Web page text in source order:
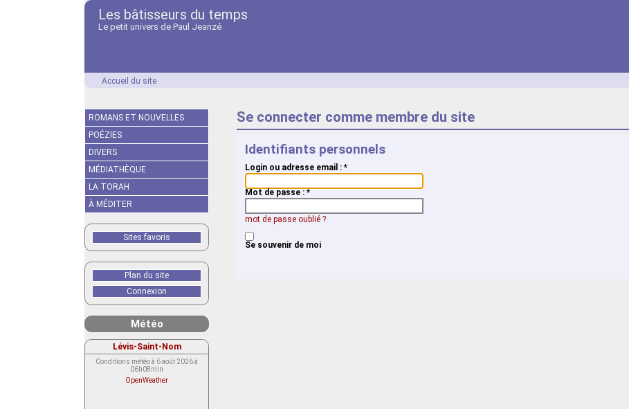
Les bâtisseurs du temps
Le petit univers de Paul Jeanzé
Accueil du site
Se connecter comme membre du site
Identifiants personnels
Login ou adresse email : *
Mot de passe :*
mot de passe oublié ?
Se souvenir de moi
ROMANS ET NOUVELLES
POÉZIES
DIVERS
MÉDIATHÈQUE
LA TORAH
À MÉDITER
Sites favoris
Plan du site
Connexion
Météo
Lévis-Saint-Nom
Conditions météo à 6 août 2026 à
06h08min
OpenWeather